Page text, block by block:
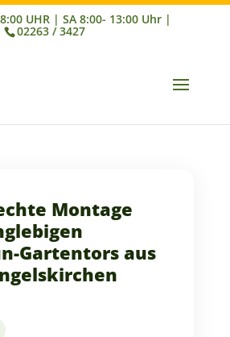
02263 / 3427
Montage
Gartentors aus